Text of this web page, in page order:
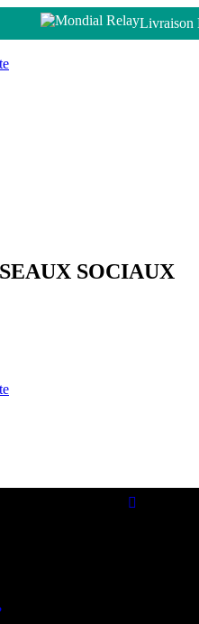
Livraison
SOCIAUX